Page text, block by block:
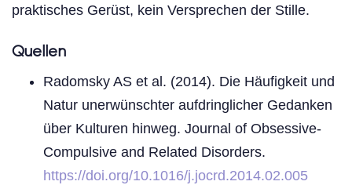
praktisches Gerüst, kein Versprechen der Stille.
Quellen
Radomsky AS et al. (2014). Die Häufigkeit und
Natur unerwünschter aufdringlicher Gedanken
über Kulturen hinweg. Journal of Obsessive-
Compulsive and Related Disorders.
https://doi.org/10.1016/j.jocrd.2014.02.005